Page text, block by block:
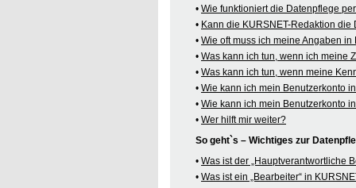
• Wie funktioniert die Datenpflege
• Kann die KURSNET-Redaktion
• Wie oft muss ich meine Angaben
• Was kann ich tun, wenn ich meine
• Was kann ich tun, wenn meine
• Wie kann ich mein Benutzerkonto
• Wie kann ich mein Benutzerkonto
• Wer hilft mir weiter?
So geht`s – Wichtiges zur
• Was ist der „Hauptverantwortliche
• Was ist ein „Bearbeiter“ in